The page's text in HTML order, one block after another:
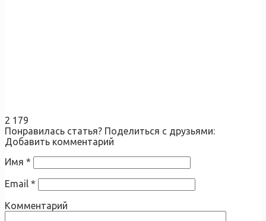
2 179
Понравилась статья? Поделиться с друзьями:
Добавить комментарий
Имя *
Email *
Комментарий